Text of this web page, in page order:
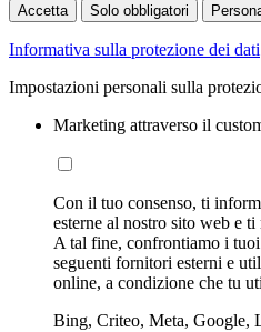
Accetta Solo obbligatori
Informativa sulla protezione dei dati
Impostazioni personali sulla
Marketing attraverso il
Con il tuo consenso, ti
esterne al nostro sito web e
A tal fine, confrontiamo i
seguenti fornitori esterni e
online, a condizione che tu
Bing, Criteo, Meta, Google,